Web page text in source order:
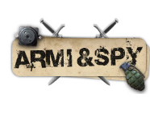
contenuto